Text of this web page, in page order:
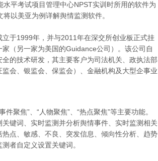
水平考试项目管理中心NPST实训时所用的软件为
将以美亚为例详解舆情监测软件。
于1999年，并与2011年在深交所创业板正式挂
（另一家为美国的Guidance公司）。该公司自
的技术研发，其主要客户为司法机关、政执法部
会、银监会、保监会）、金融机构及大型企事业
聚焦”、“人物聚焦”、“热点聚焦”等主要功能。
键词、实时监测并分析舆情事件、实时监测相关
点、敏感、不良、突发信息、倾向性分析、趋势
者自定义设置关键词。